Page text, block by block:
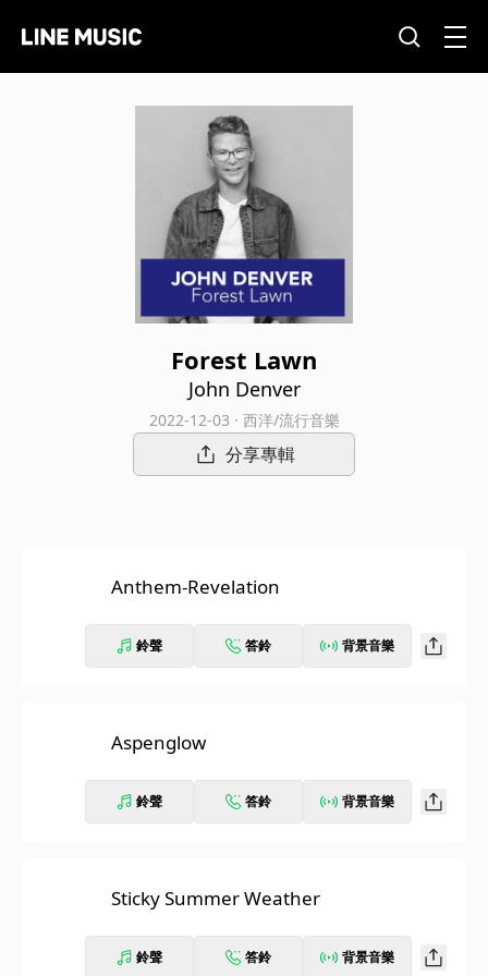
Forest Lawn
John Denver
2022-12-03 · 西洋/流行音樂
分享專輯
Anthem-Revelation
鈴聲 答鈴 背景音樂
Aspenglow
鈴聲 答鈴 背景音樂
Sticky Summer Weather
鈴聲 答鈴 背景音樂